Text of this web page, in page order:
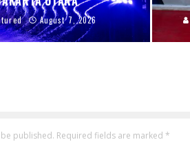
August 7, 2026
published. Required fields are marked *